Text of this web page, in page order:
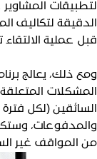
المشاوير
لتكاليف
عملية
المتعلقة
(لكل
المواقف غير